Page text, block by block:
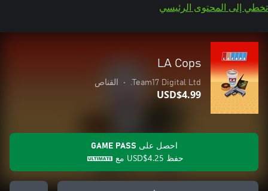
تخطي إلى المحتوى الرئيسي
LA Cops
Team17 Digital Ltd.
• القناص
USD$4.99
احصل على GAME PASS
حفظ USD$4.25 مع